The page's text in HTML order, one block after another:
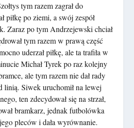
tym razem zagrał do
piłkę po ziemi, a swój zespół
Zaraz po tym Andrzejewski chciał
tym razem w prawą część
uderzał piłkę, ale ta trafiła w
Michał Tyrek po raz kolejny
ale tym razem nie dał rady
linią. Siwek uruchomił na lewej
ten zdecydował się na strzał,
bramkarz, jednak futbolówka
pleców i dała wyrównanie.